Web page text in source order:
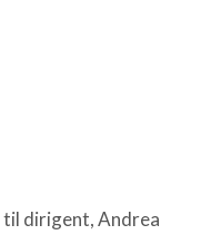
dirigent, Andrea